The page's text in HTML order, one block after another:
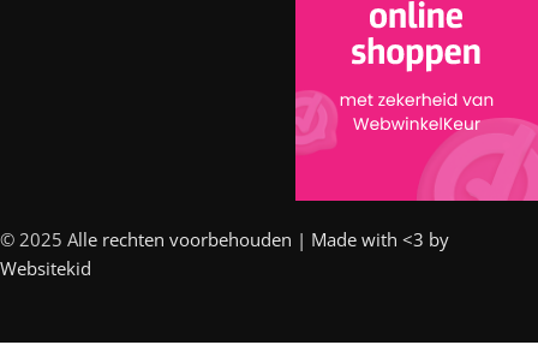
© 2025 Alle rechten voorbehouden | Made with <3 by
Websitekid